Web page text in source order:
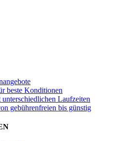
beste Konditionen
Laufzeiten
gebührenfreien bis günstig